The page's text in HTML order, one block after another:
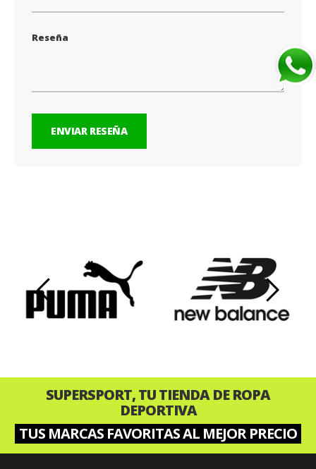
Reseña
ENVIAR RESEÑA
‹ ›
SUPERSPORT, TU TIENDA DE ROPA
DEPORTIVA
TUS MARCAS FAVORITAS AL MEJOR PRECIO